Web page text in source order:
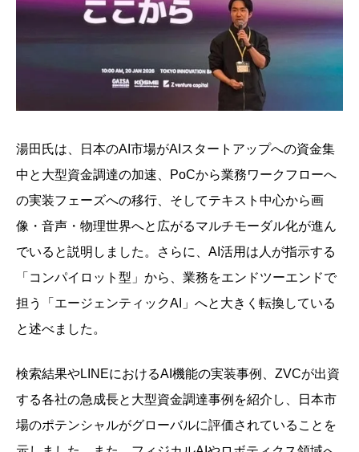
湯田氏は、日本のAI市場がAIスタートアップへの資金集
中と大型資金調達の加速、PoCから業務ワークフローへ
の実装フェーズへの移行、そしてテキスト中心から画
像・音声・物理世界へと広がるマルチモーダル化が進ん
でいると説明しました。さらに、AI活用は人が指示する
「コンパイロット型」から、業務をエンドツーエンドで
担う「エージェンティックAI」へと大きく転換している
と述べました。
検索結果やLINEにおけるAI機能の実装事例、ZVCが出資
する各社の急成長と大型資金調達事例を紹介し、日本市
場のポテンシャルがグローバルに評価されていることを